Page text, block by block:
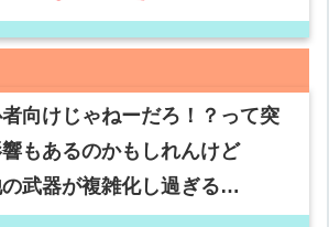
向けじゃねーだろ！？って突
もあるのかもしれんけど
武器が複雑化し過ぎる…